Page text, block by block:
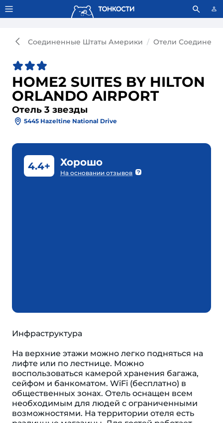
Тонкости используют сookie-файлы. Что это значит?
Соединенные Штаты Америки Отели
HOME2 SUITES BY HILTON
ORLANDO AIRPORT
Отель 3 звезды
5445 Hazeltine National Drive
4.4+ Хорошо
На основании отзывов
Инфраструктура
На верхние этажи можно легко подняться на
лифте или по лестнице. Можно
воспользоваться камерой хранения багажа,
сейфом и банкоматом. WiFi (бесплатно) в
общественных зонах. Отель оснащен всем
необходимым для людей с ограниченными
возможностями. На территории отеля есть